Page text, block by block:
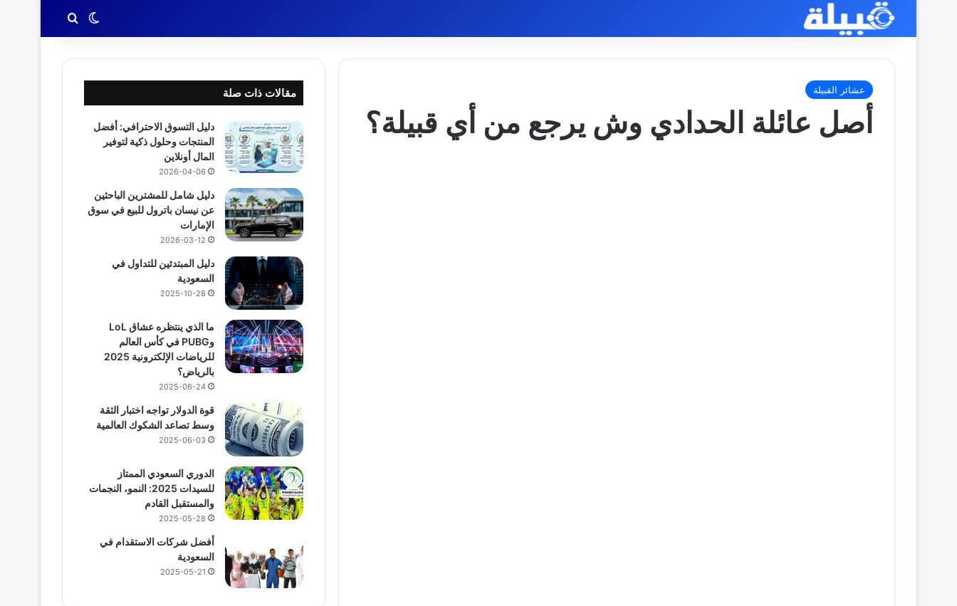
الوضع المظلم
بحث عن
عشائر القبيلة
أصل عائلة الحدادي وش يرجع من أي قبيلة؟
مقالات ذات صلة
دليل التسوق الاحترافي: أفضل
المنتجات وحلول ذكية لتوفير
المال أونلاين
2026-04-06
دليل شامل للمشترين الباحثين
عن نيسان باترول للبيع في سوق
الإمارات
2026-03-12
دليل المبتدئين للتداول في
السعودية
2025-10-28
ما الذي ينتظره عشاق LoL
وPUBG في كأس العالم
للرياضات الإلكترونية 2025
بالرياض؟
2025-06-24
قوة الدولار تواجه اختبار الثقة
وسط تصاعد الشكوك العالمية
2025-06-03
الدوري السعودي الممتاز
للسيدات 2025: النمو، النجمات
والمستقبل القادم
2025-05-28
أفضل شركات الاستقدام في
السعودية
2025-05-21